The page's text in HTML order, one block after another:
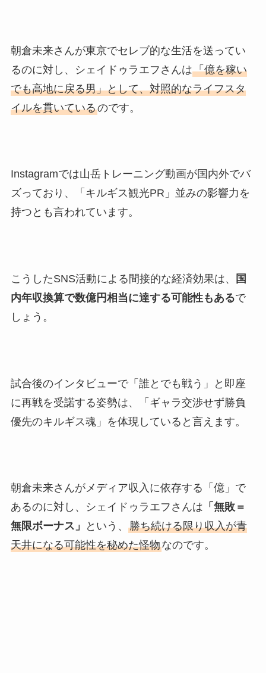
朝倉未来さんが東京でセレブ的な生活を送ってい
るのに対し、シェイドゥラエフさんは「億を稼い
でも高地に戻る男」として、対照的なライフスタ
イルを貫いているのです。
Instagramでは山岳トレーニング動画が国内外でバ
ズっており、「キルギス観光PR」並みの影響力を
持つとも言われています。
こうしたSNS活動による間接的な経済効果は、
国
内年収換算で数億円相当に達する可能性もあるで
しょう。
試合後のインタビューで「誰とでも戦う」と即座
に再戦を受諾する姿勢は、「ギャラ交渉せず勝負
優先のキルギス魂」を体現していると言えます。
朝倉未来さんがメディア収入に依存する「億」で
あるのに対し、シェイドゥラエフさんは 「無敗＝
無限ボーナス」
という、 勝ち続ける限り収入が青
天井になる可能性を秘めた怪物なのです。